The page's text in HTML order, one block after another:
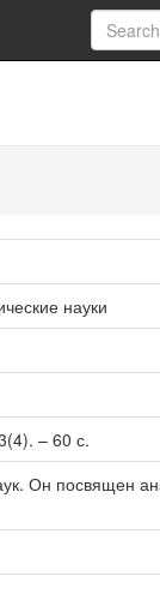
науки
– 60 с.
Он посвящен